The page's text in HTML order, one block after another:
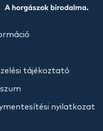
tájékoztató
nyilatkozat